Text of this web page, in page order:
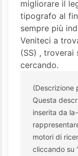
migliorare il
tipografo al
sempre più
Veniteci a
(SS) , troverai
cercando.
(Descrizione
Questa
inserita da
motori di
cliccando su